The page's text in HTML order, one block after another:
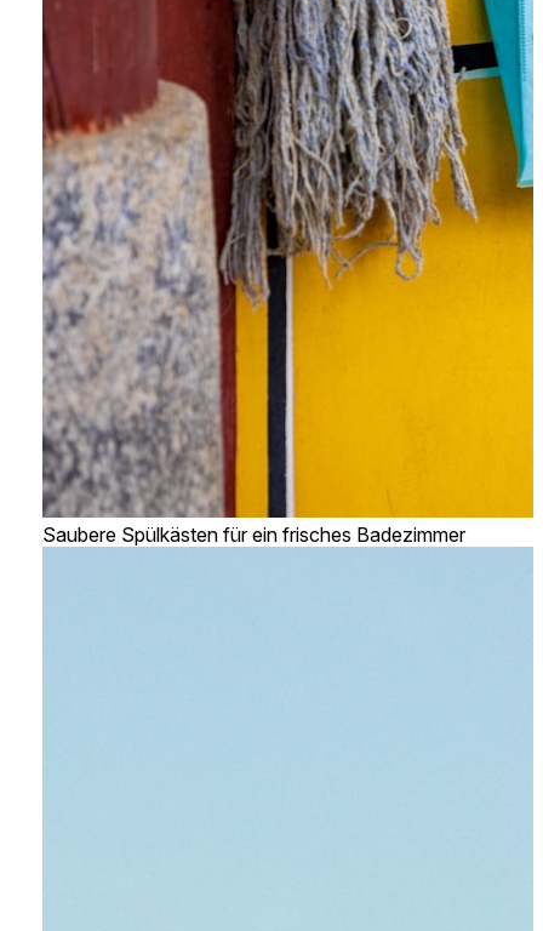
Saubere Spülkästen für ein frisches Badezimmer